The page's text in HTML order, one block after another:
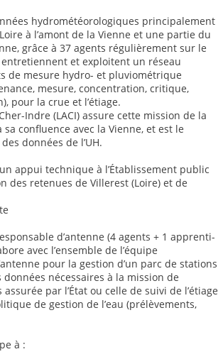
hydrométéorologiques principalement
à l’amont de la Vienne et une partie du
grâce à 37 agents régulièrement sur le
et exploitent un réseau
de mesure hydro- et pluviométrique
mesure, concentration, critique,
pour la crue et l’étiage.
Indre (LACI) assure cette mission de la
confluence avec la Vienne, et est le
données de l’UH.
appui technique à l’Établissement public
des retenues de Villerest (Loire) et de
d’antenne (4 agents + 1 apprenti-
avec l’ensemble de l’équipe
pour la gestion d’un parc de stations
nécessaires à la mission de
par l’État ou celle de suivi de l’étiage
de gestion de l’eau (prélèvements,
à :